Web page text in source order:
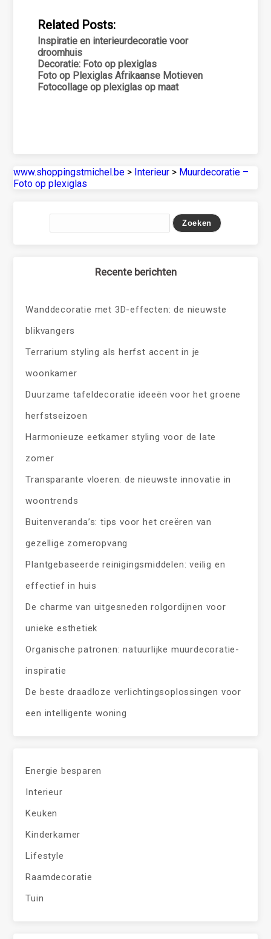
Related Posts:
Inspiratie en interieurdecoratie voor
droomhuis
Decoratie: Foto op plexiglas
Foto op Plexiglas Afrikaanse Motieven
Fotocollage op plexiglas op maat
www.shoppingstmichel.be > Interieur > Muurdecoratie –
Foto op plexiglas
Recente berichten
Wanddecoratie met 3D-effecten: de nieuwste
blikvangers
Terrarium styling als herfst accent in je
woonkamer
Duurzame tafeldecoratie ideeën voor het groene
herfstseizoen
Harmonieuze eetkamer styling voor de late
zomer
Transparante vloeren: de nieuwste innovatie in
woontrends
Buitenveranda’s: tips voor het creëren van
gezellige zomeropvang
Plantgebaseerde reinigingsmiddelen: veilig en
effectief in huis
De charme van uitgesneden rolgordijnen voor
unieke esthetiek
Organische patronen: natuurlijke muurdecoratie-
inspiratie
De beste draadloze verlichtingsoplossingen voor
een intelligente woning
Energie besparen
Interieur
Keuken
Kinderkamer
Lifestyle
Raamdecoratie
Tuin